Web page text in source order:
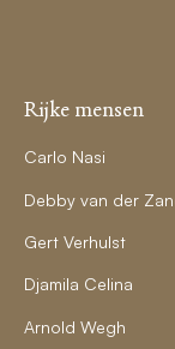
Rijke mensen
Carlo Nasi
Debby van der
Gert Verhulst
Djamila Celina
Arnold Wegh